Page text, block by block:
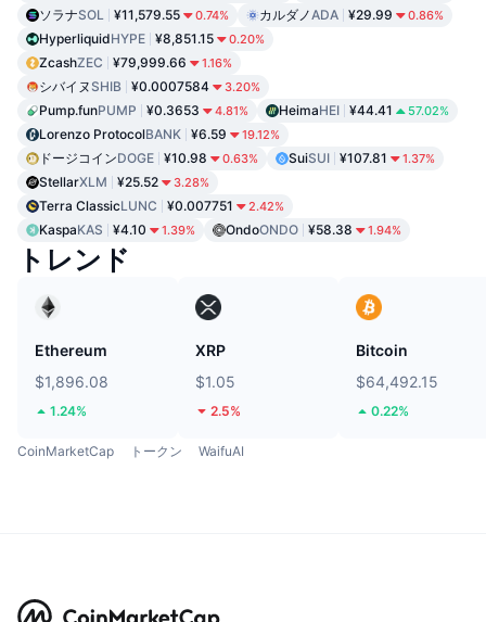
ソラナSOL ¥11,579.55 0.74% カルダノADA ¥29.99 0.86%
HyperliquidHYPE ¥8,851.15 0.20%
ZcashZEC ¥79,999.66 1.16%
シバイヌ SHIB ¥0.0007584 3.20%
Pump.funPUMP ¥0.3653 4.81% HeimaHEI ¥44.41 57.02%
Lorenzo ProtocolBANK ¥6.59 19.12%
ドージコインDOGE ¥10.98 0.63% SuiSUI ¥107.81 1.37%
StellarXLM ¥25.52 3.28%
Terra ClassicLUNC ¥0.007751 2.42%
KaspaKAS ¥4.10 1.39% OndoONDO ¥58.38 1.94%
トレンド
Ethereum
$1,896.08
1.24%
XRP
$1.05
2.5%
Bitcoin
$64,492.15
0.22%
CoinMarketCap トークン WaifuAI